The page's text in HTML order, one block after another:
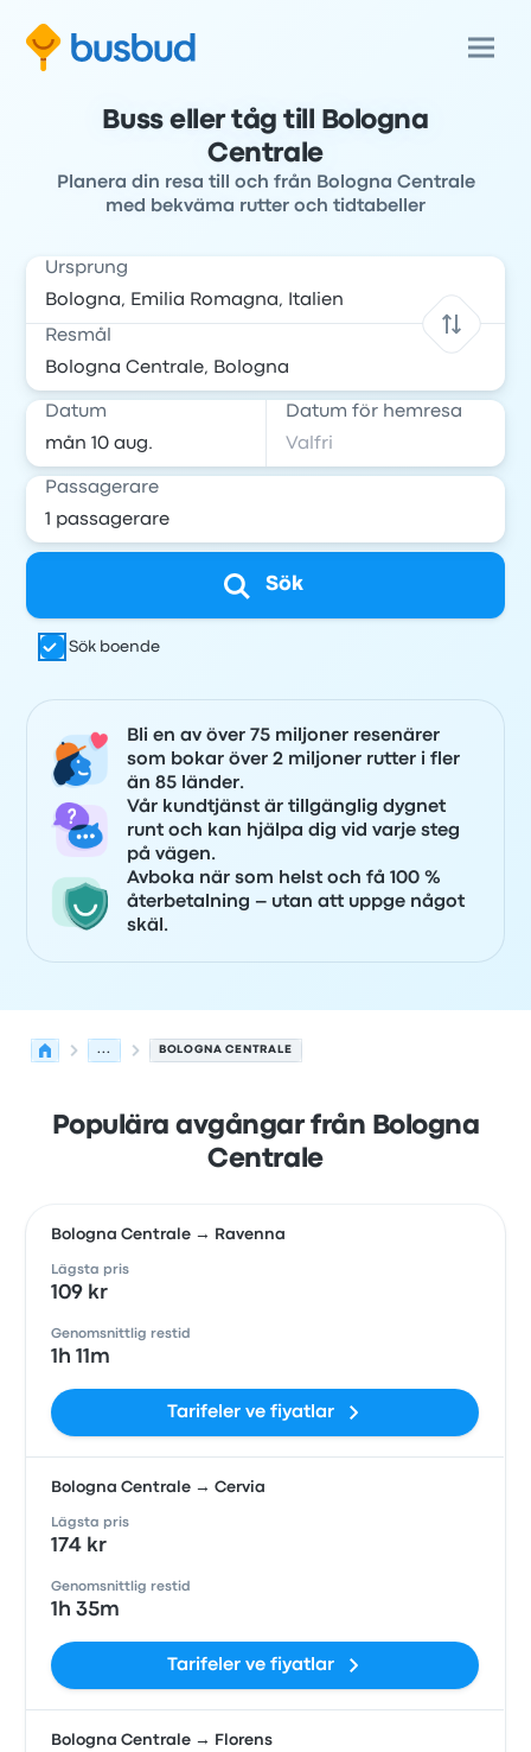
Buss eller tåg till Bologna
Centrale
Planera din resa till och från Bologna Centrale
med bekväma rutter och tidtabeller
Ursprung
Resmål
Datum Datum för hemresa
Passagerare
Sök
Sök boende
Bli en av över 75 miljoner resenärer
som bokar över 2 miljoner rutter i fler
än 85 länder.
Vår kundtjänst är tillgänglig dygnet
runt och kan hjälpa dig vid varje steg
på vägen.
Avboka när som helst och få 100 %
återbetalning – utan att uppge något
skäl.
... BOLOGNA CENTRALE
Populära avgångar från Bologna
Centrale
Bologna Centrale → Ravenna
Lägsta pris
109 kr
Genomsnittlig restid
1h 11m
Tarifeler ve fiyatlar
Bologna Centrale → Cervia
Lägsta pris
174 kr
Genomsnittlig restid
1h 35m
Tarifeler ve fiyatlar
Bologna Centrale → Florens